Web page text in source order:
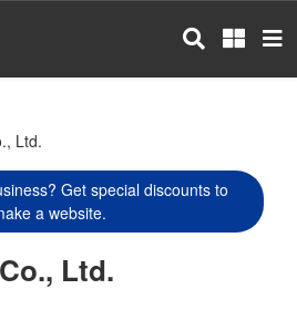
Ltd.
Get special discounts to
a website.
Ltd.